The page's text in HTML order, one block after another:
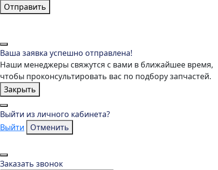
Отправить
Ваша заявка успешно отправлена!
Наши менеджеры свяжутся с вами в ближайшее время,
чтобы проконсультировать вас по подбору запчастей.
Закрыть
Выйти из личного кабинета?
Выйти
Отменить
Заказать звонок